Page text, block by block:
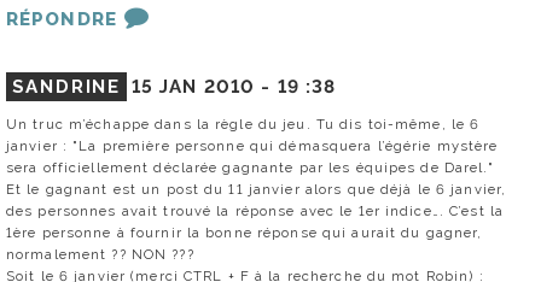
RÉPONDRE
SANDRINE 15 JAN 2010 - 19 :38
Un truc m’échappe dans la règle du jeu. Tu dis toi-même, le 6
janvier : "La première personne qui démasquera l’égérie mystère
sera officiellement déclarée gagnante par les équipes de Darel."
Et le gagnant est un post du 11 janvier alors que déjà le 6 janvier,
des personnes avait trouvé la réponse avec le 1er indice…. C’est la
1ère personne à fournir la bonne réponse qui aurait du gagner,
normalement ?? NON ???
Soit le 6 janvier (merci CTRL + F à la recherche du mot Robin) :